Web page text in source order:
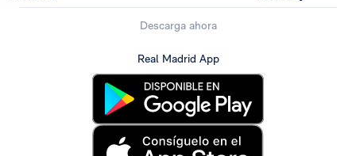
Descarga ahora
Real Madrid App